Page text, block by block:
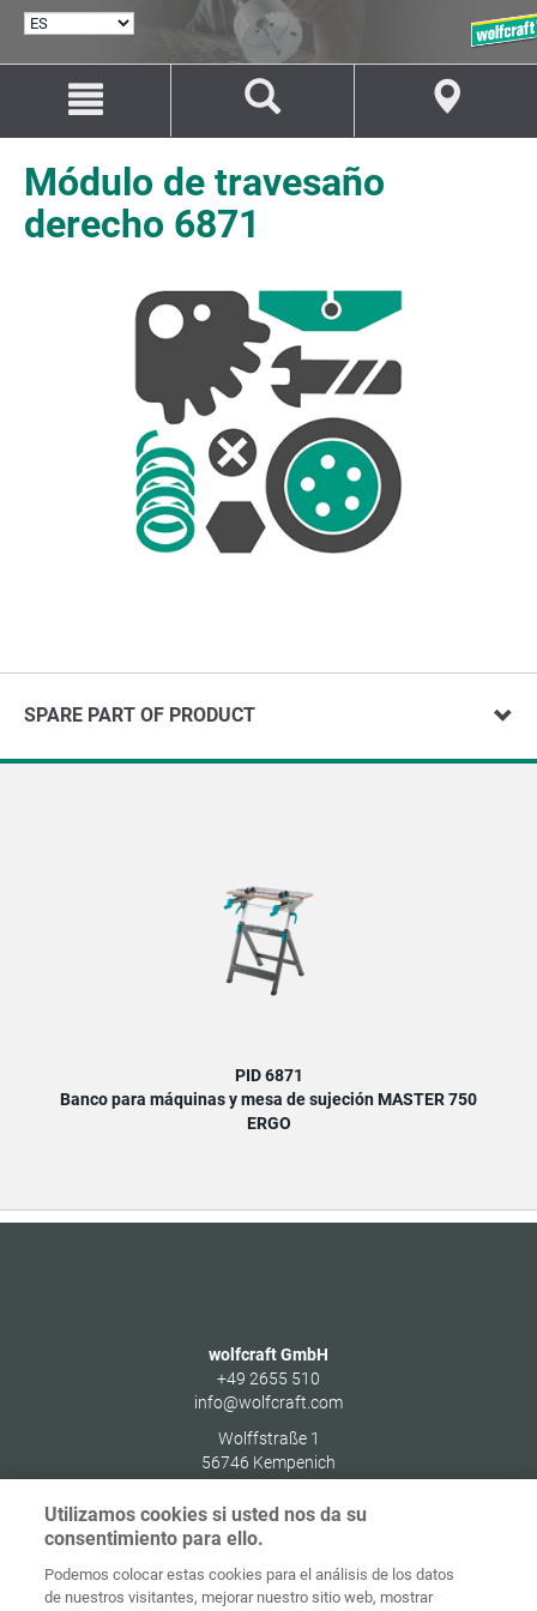
SELECCIONAR
contenido
la
navegación
Módulo de travesaño
derecho 6871
SPARE PART OF PRODUCT
PID 6871
Banco para máquinas y mesa de sujeción MASTER 750
ERGO
wolfcraft GmbH
+49 2655 510
info@wolfcraft.com
Wolffstraße 1
56746 Kempenich
Utilizamos cookies si usted nos da su
consentimiento para ello.
Podemos colocar estas cookies para el análisis de los datos
de nuestros visitantes, mejorar nuestro sitio web, mostrar